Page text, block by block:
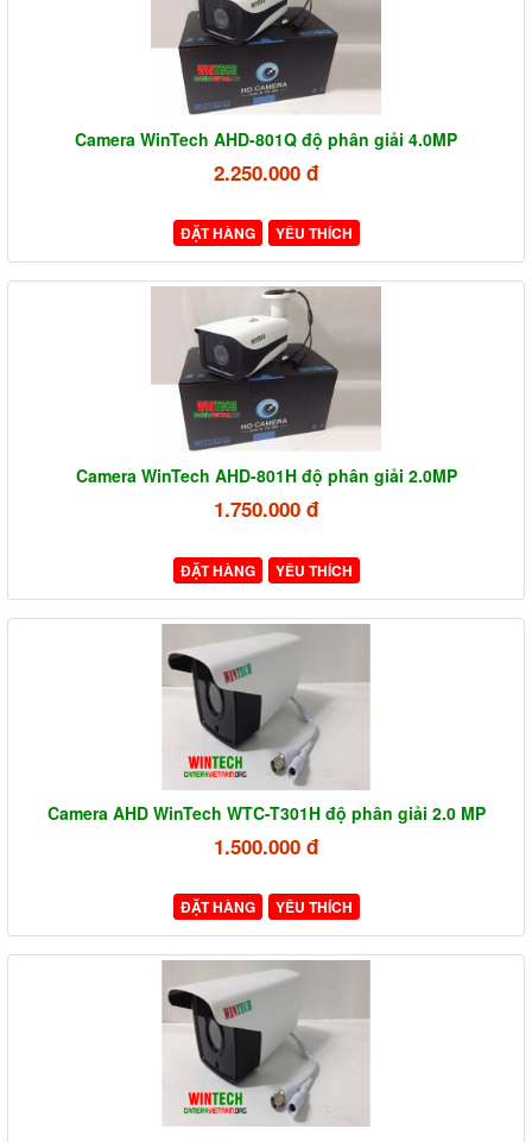
Camera WinTech AHD-801Q độ phân giải 4.0MP
2.250.000 đ
ĐẶT HÀNG YÊU THÍCH
Camera WinTech AHD-801H độ phân giải 2.0MP
1.750.000 đ
ĐẶT HÀNG YÊU THÍCH
Camera AHD WinTech WTC-T301H độ phân giải 2.0 MP
1.500.000 đ
ĐẶT HÀNG YÊU THÍCH